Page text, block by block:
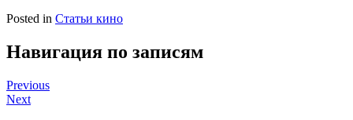
Posted in Статьи кино
Навигация по записям
Previous
Next